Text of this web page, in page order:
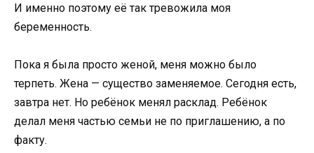
И именно поэтому её так тревожила моя
беременность.
Пока я была просто женой, меня можно было
терпеть. Жена — существо заменяемое. Сегодня есть,
завтра нет. Но ребёнок менял расклад. Ребёнок
делал меня частью семьи не по приглашению, а по
факту.